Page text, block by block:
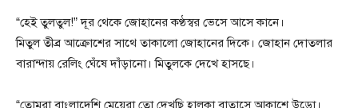
“হেই তুলতুল!” দূর থেকে জোহানের কণ্ঠস্বর ভেসে আসে কানে।
মিতুল তীব্র আক্রোশের সাথে তাকালো জোহানের দিকে। জোহান দোতলার
বারান্দায় রেলিং ঘেঁষে দাঁড়ানো। মিতুলকে দেখে হাসছে।
“তোমরা বাংলাদেশি মেয়েরা তো দেখছি হালকা বাতাসে আকাশে উড়ো।